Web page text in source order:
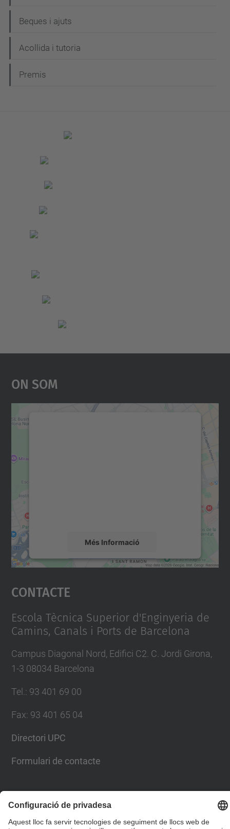
Beques i ajuts
Acollida i tutoria
Premis
On Som
Més Informació
Accepta
powered by
Contacte
Escola Tècnica Superior d'Enginyeria de
Camins, Canals i Ports de Barcelona
Campus Diagonal Nord, Edifici C2. C. Jordi Girona,
1-3 08034 Barcelona
Tel.: 93 401 69 00
Fax: 93 401 65 04
Directori UPC
Formulari de contacte
© UPC Escola Tècnica Superior d'Enginyers de Camins,